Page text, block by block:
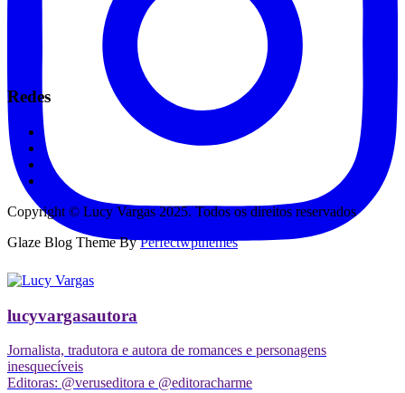
lucyvargasautora
Jornalista, tradutora e autora de romances e personagens
inesquecíveis
Editoras: @veruseditora e @editoracharme
Redes
Copyright © Lucy Vargas 2025. Todos os direitos reservados
Glaze Blog Theme ByPerfectwpthemes